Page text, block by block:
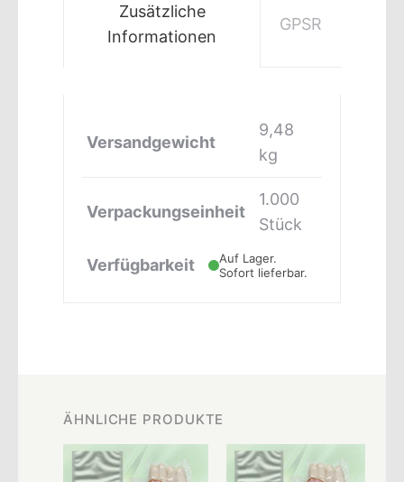
Zusätzliche
Informationen
GPSR
Versandgewicht
9,48
kg
Verpackungseinheit
1.000
Stück
Verfügbarkeit
Auf Lager.
Sofort lieferbar.
ÄHNLICHE PRODUKTE